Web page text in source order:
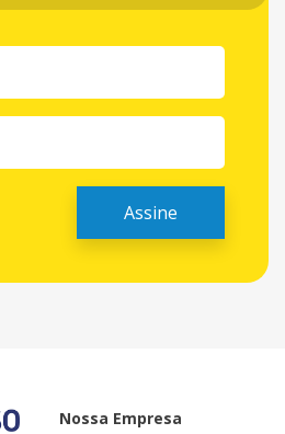
Nossa Empresa